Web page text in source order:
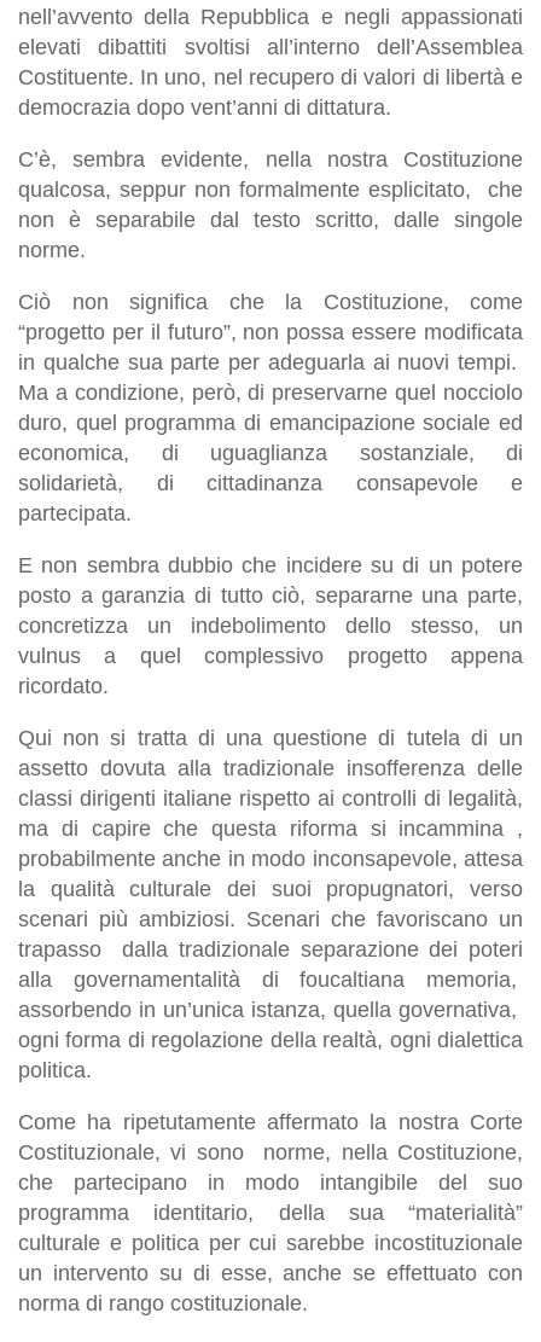
nell’avvento della Repubblica e negli appassionati
elevati dibattiti svoltisi all’interno dell’Assemblea
Costituente. In uno, nel recupero di valori di libertà e
democrazia dopo vent’anni di dittatura.
C’è, sembra evidente, nella nostra Costituzione
qualcosa, seppur non formalmente esplicitato, che
non è separabile dal testo scritto, dalle singole
norme.
Ciò non significa che la Costituzione, come
“progetto per il futuro”, non possa essere modificata
in qualche sua parte per adeguarla ai nuovi tempi.
Ma a condizione, però, di preservarne quel nocciolo
duro, quel programma di emancipazione sociale ed
economica, di uguaglianza sostanziale, di
solidarietà, di cittadinanza consapevole e
partecipata.
E non sembra dubbio che incidere su di un potere
posto a garanzia di tutto ciò, separarne una parte,
concretizza un indebolimento dello stesso, un
vulnus a quel complessivo progetto appena
ricordato.
Qui non si tratta di una questione di tutela di un
assetto dovuta alla tradizionale insofferenza delle
classi dirigenti italiane rispetto ai controlli di legalità,
ma di capire che questa riforma si incammina ,
probabilmente anche in modo inconsapevole, attesa
la qualità culturale dei suoi propugnatori, verso
scenari più ambiziosi. Scenari che favoriscano un
trapasso dalla tradizionale separazione dei poteri
alla governamentalità di foucaltiana memoria,
assorbendo in un’unica istanza, quella governativa,
ogni forma di regolazione della realtà, ogni dialettica
politica.
Come ha ripetutamente affermato la nostra Corte
Costituzionale, vi sono norme, nella Costituzione,
che partecipano in modo intangibile del suo
programma identitario, della sua “materialità”
culturale e politica per cui sarebbe incostituzionale
un intervento su di esse, anche se effettuato con
norma di rango costituzionale.